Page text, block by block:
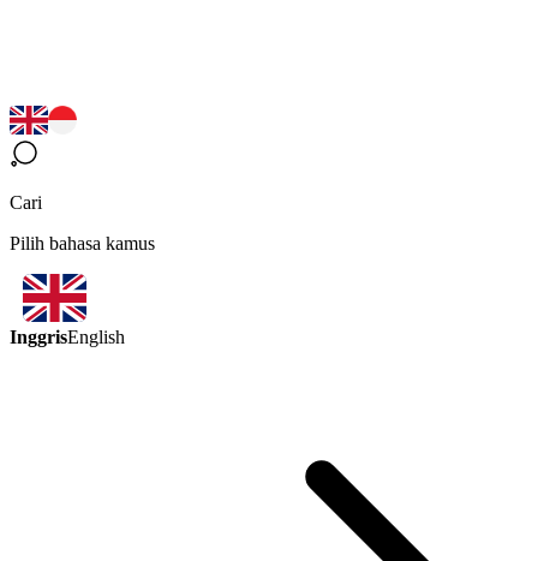
Cari
Pilih bahasa kamus
InggrisEnglish